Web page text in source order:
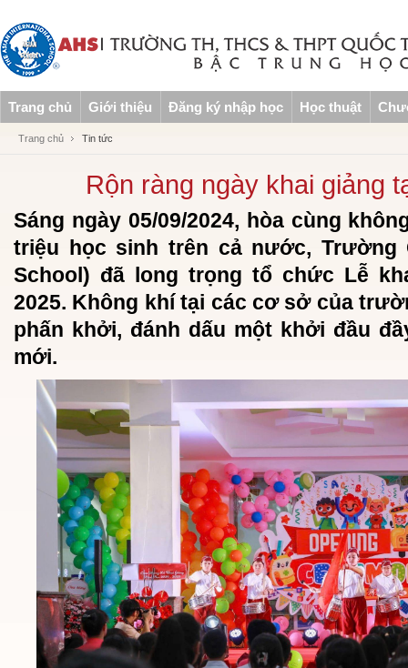
Trang chủ Giới thiệu Đăng ký nhập học Học thuật
Trang chủ Tin tức
Rộn ràng ngày khai giảng
Sáng ngày 05/09/2024, hòa cùng
triệu học sinh trên cả nước, Trường
School) đã long trọng tổ chức Lễ
2025. Không khí tại các cơ sở của
phấn khởi, đánh dấu một khởi đầu
mới.